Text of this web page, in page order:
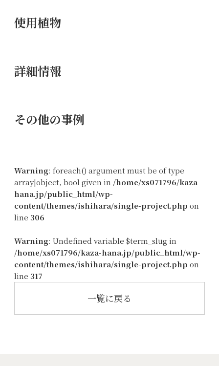
使用植物
詳細情報
その他の事例
Warning: foreach() argument must be of type
array|object, bool given in /home/xs071796/kaza-
hana.jp/public_html/wp-
content/themes/ishihara/single-project.php on
line 306
Warning: Undefined variable $term_slug in
/home/xs071796/kaza-hana.jp/public_html/wp-
content/themes/ishihara/single-project.php on
line 317
一覧に戻る